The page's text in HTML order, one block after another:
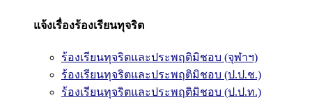
แจ้งเรื่องร้องเรียนทุจริต
ร้องเรียนทุจริตและประพฤติมิชอบ (จุฬาฯ)
ร้องเรียนทุจริตและประพฤติมิชอบ (ป.ป.ช.)
ร้องเรียนทุจริตและประพฤติมิชอบ (ป.ป.ท.)